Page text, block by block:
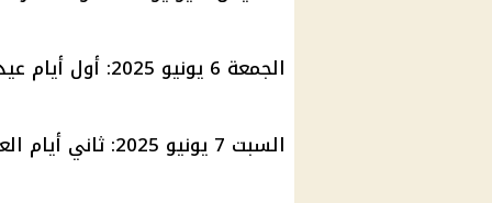
الجمعة 6 يونيو 2025: أول أيام
السبت 7 يونيو 2025: ثاني أيام العيد